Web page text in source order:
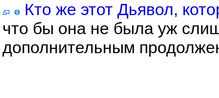
Кто же этот Дьявол,
что бы она не была уж
дополнительным